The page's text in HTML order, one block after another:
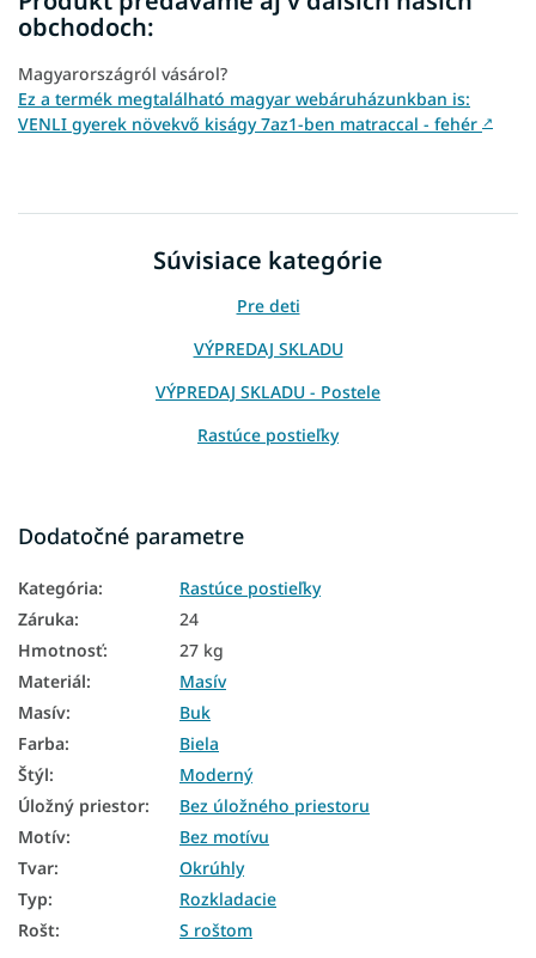
obchodoch:
Magyarországról vásárol?
Ez a termék megtalálható magyar webáruházunkban is:
VENLI gyerek növekvő kiságy 7az1-ben matraccal - fehér ↗
Súvisiace kategórie
Pre deti
VÝPREDAJ SKLADU
VÝPREDAJ SKLADU - Postele
Rastúce postieľky
Dodatočné parametre
Kategória:
Rastúce postieľky
Záruka:
24
Hmotnosť:
27 kg
Materiál:
Masív
Masív:
Buk
Farba:
Biela
Štýl:
Moderný
Úložný priestor:
Bez úložného priestoru
Motív:
Bez motívu
Tvar:
Okrúhly
Typ:
Rozkladacie
Rošt: S roštom